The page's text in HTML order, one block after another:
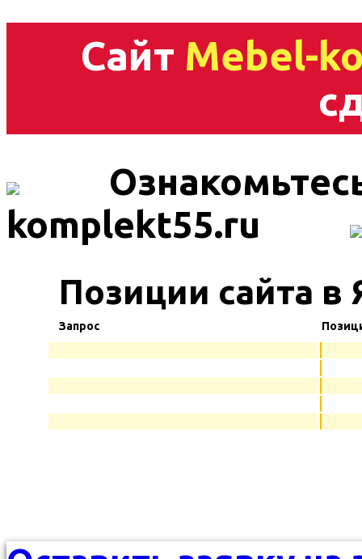
Сайт Mebel-
komplekt55.ru
Позиции сайта
Запрос